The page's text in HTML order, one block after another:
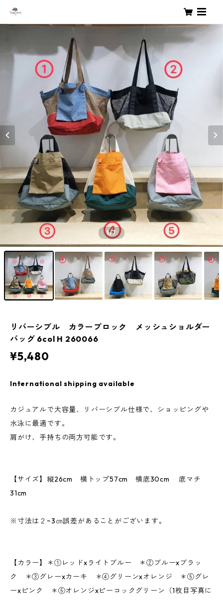
1/7
リバーシブル カラーブロック メッシュショルダー
バッグ 6col H 260066
¥5,480
International shipping available
カジュアルで大容量、リバーシブル仕様で、ショッピングや
水泳に最適です。
肩がけ、手持ちの両方可能です。
【サイズ】縦26cm 横トップ57cm 横底30cm 底マチ
31cm
※寸法は２~3㎝誤差があることがございます。
【カラー】＊①レッドxライトブルー ＊②ブルーxブラッ
ク ＊③グレーxカーキ ＊④グリーンxオレンジ ＊⑤グレ
ーxピンク ＊⑥オレンジxピーコックグリーン（1枚目写真に